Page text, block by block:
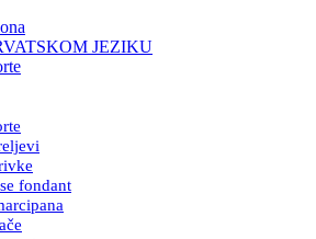
JEZIKU
fondant